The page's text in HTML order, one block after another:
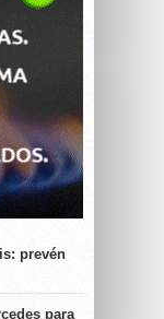
prevén
para